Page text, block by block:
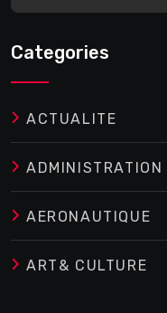
Categories
ACTUALITE
ADMINISTRATION
AERONAUTIQUE
ART& CULTURE